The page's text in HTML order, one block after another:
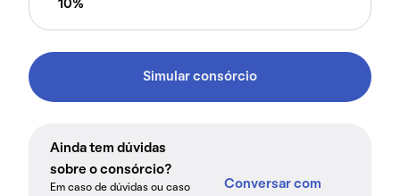
10%
Simular consórcio
Ainda tem dúvidas
sobre o consórcio?
Em caso de dúvidas ou caso
Conversar com